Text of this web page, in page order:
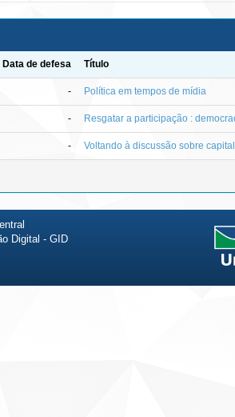
Data de defesa Título
- Política em tempos de mídia
- Resgatar a participação :
- Voltando à discussão sobre
Digital - GID